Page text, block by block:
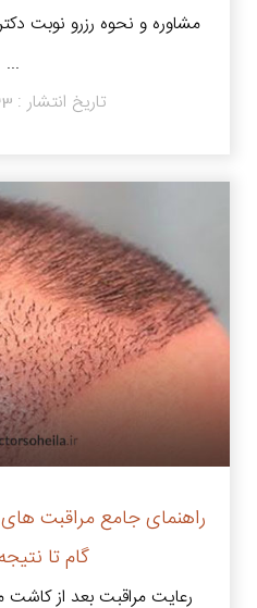
مشاوره و نحوه رزرو نوبت
...
تاریخ انتشار :
راهنمای جامع مراقبت
گام تا
رعایت مراقبت بعد از کاشت